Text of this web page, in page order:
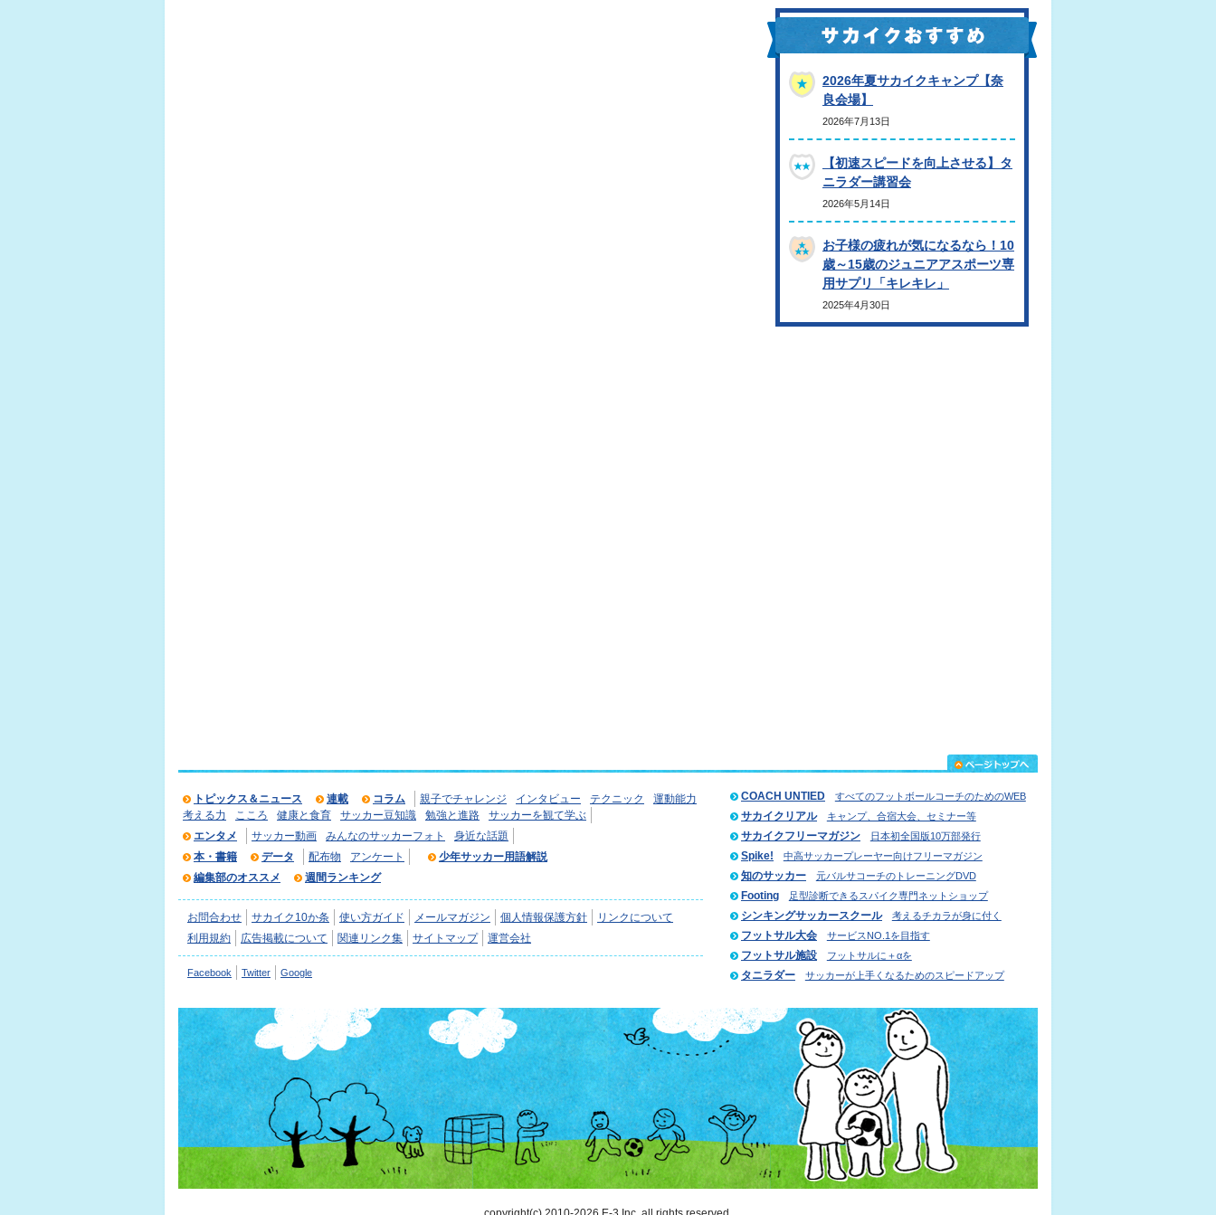
2026年夏サカイクキャンプ【奈
良会場】
2026年7月13日
【初速スピードを向上させる】タ
ニラダー講習会
2026年5月14日
お子様の疲れが気になるなら！10
歳～15歳のジュニアアスポーツ専
用サプリ「キレキレ」
2025年4月30日
トピックス＆ニュース 連載 コラム 親子でチャレンジ インタビュー テクニック
運動能力
考える力
こころ 健康と食育 サッカー豆知識 勉強と進路
サッカーを観て学ぶ
エンタメ
サッカー動画 みんなのサッカーフォト
身近な話題
本・書籍
データ 配布物 アンケート
少年サッカー用語解説
編集部のオススメ
週間ランキング
お問合わせ サカイク10か条 使い方ガイド メールマガジン 個人情報保護方針
リンクについて
利用規約
広告掲載について 関連リンク集 サイトマップ 運営会社
Facebook Twitter Google
COACH UNTIED すべてのフットボールコーチのためのWEB
サカイクリアル キャンプ、合宿大会、セミナー等
サカイクフリーマガジン 日本初全国版10万部発行
Spike! 中高サッカープレーヤー向けフリーマガジン
知のサッカー 元バルサコーチのトレーニングDVD
Footing 足型診断できるスパイク専門ネットショップ
シンキングサッカースクール 考えるチカラが身に付く
フットサル大会 サービスNO.1を目指す
フットサル施設 フットサルに＋αを
タニラダー サッカーが上手くなるためのスピードアップ